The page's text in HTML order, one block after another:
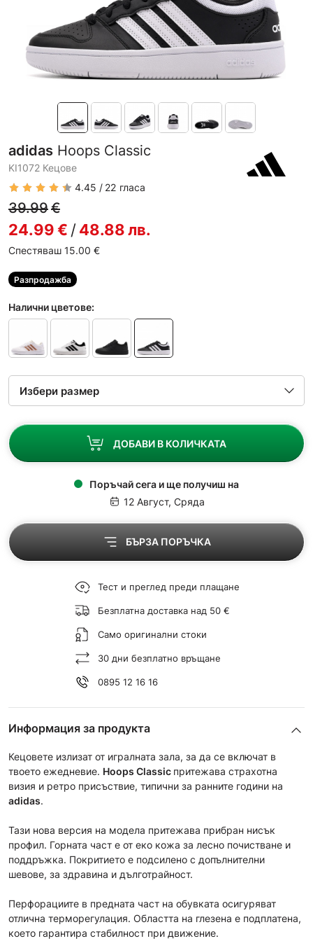
adidas Hoops Classic
KI1072 Кецове
4.45
22 гласа
39.99€
24.99€ /48.88лв.
Спестяваш 15.00 €
Разпродажба
Налични цветове:
ДОБАВИ В КОЛИЧКАТА
Поръчай сега и ще получиш на
12 Август, Сряда
БЪРЗА ПОРЪЧКА
Тест и преглед преди плащане
Безплатна доставка над 50 €
Само оригинални стоки
30 дни безплатно връщане
0895 12 16 16
Информация за продукта
Кецовете излизат от игралната зала, за да се включат в
твоето ежедневие. Hoops Classic притежава страхотна
визия и ретро присъствие, типични за ранните години на
adidas.
Тази нова версия на модела притежава прибран нисък
профил. Горната част е от еко кожа за лесно почистване и
поддръжка. Покритието е подсилено с допълнителни
шевове, за здравина и дълготрайност.
Перфорациите в предната част на обувката осигуряват
отлична терморегулация. Областта на глезена е подплатена,
което гарантира стабилност при движение.